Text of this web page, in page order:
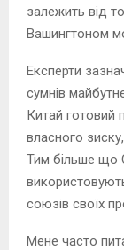
залежить від
Вашингтоном
Експерти
сумнів
Китай готовий
власного
Тим більше що
союзів своїх
Мене часто